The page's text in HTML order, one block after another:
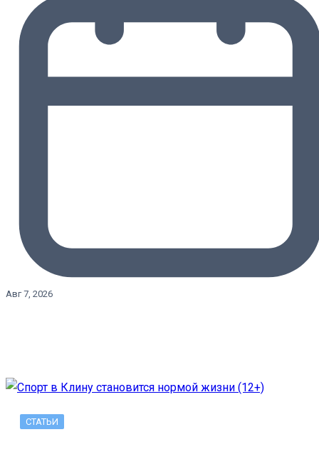
Авг 7, 2026
СТАТЬИ